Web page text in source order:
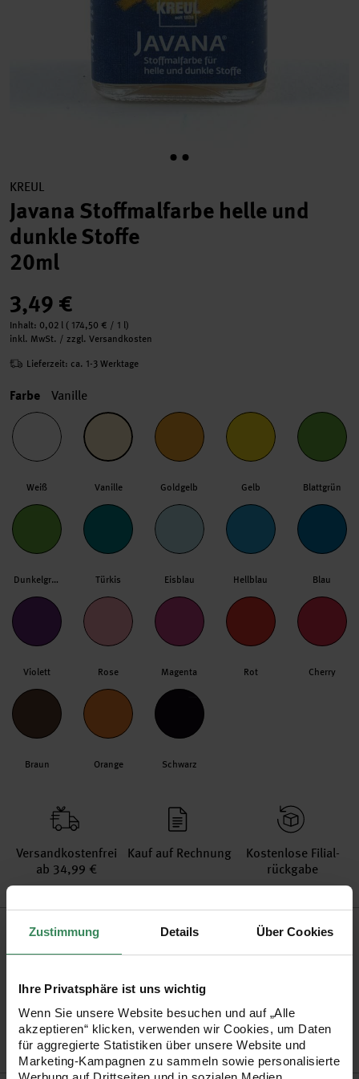
Zustimmung Details Über Cookies
Ihre Privatsphäre ist uns wichtig
Wenn Sie unsere Website besuchen und auf „Alle
akzeptieren“ klicken, verwenden wir Cookies, um Daten
für aggregierte Statistiken über unsere Website und
Marketing-Kampagnen zu sammeln sowie personalisierte
KREUL
Javana Stoffmalfarbe helle und
dunkle Stoffe
20ml
3,49 €
Inhalt: 0,02 l ( 174,50 € / 1 l)
inkl. MwSt. / zzgl. Versandkosten
Lieferzeit: ca. 1-3 Werktage
Farbe Vanille
Weiß Vanille Goldgelb Gelb Blattgrün
Dunkelgrün Türkis Eisblau Hellblau Blau
Violett Rose Magenta Rot Cherry
Braun Orange Schwarz
Versand­kosten­frei
ab 34,99 €
Kauf auf Rechnung
Kosten­lose Filial­
rückgabe
Produktinformation
Artikel-Nr.3003896
Bestell-Nr.1380699